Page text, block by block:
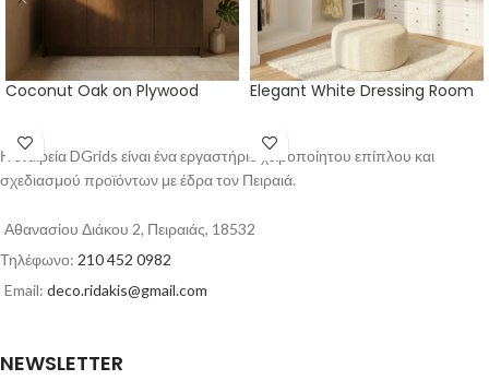
Coconut Oak on Plywood Elegant White Dressing Room
Η εταιρεία DGrids είναι ένα εργαστήριο χειροποίητου επίπλου και
σχεδιασμού προϊόντων με έδρα τον Πειραιά.
Αθανασίου Διάκου 2, Πειραιάς, 18532
Τηλέφωνο: 210 452 0982
Email: deco.ridakis@gmail.com
NEWSLETTER